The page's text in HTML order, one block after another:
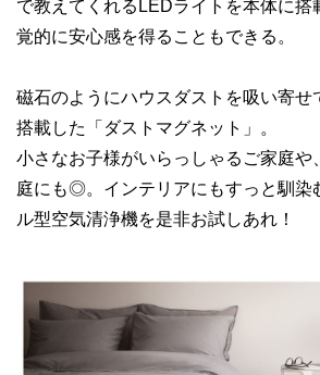
で教えてくれるLEDライトを本体に搭
覚的に安心感を得ることもできる。
磁石のようにハウスダストを吸い寄せ
搭載した「ダストマグネット」。
小さなお子様がいらっしゃるご家庭や
庭にも◎。インテリアにもすっと馴染
ル型空気清浄機を是非お試しあれ！